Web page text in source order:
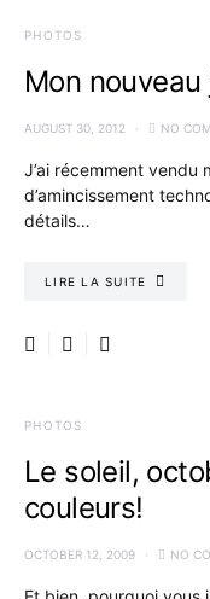
PHOTOS
Mon nouveau
AUGUST 30, 2012 NO
J’ai récemment vendu
d’amincissement
détails…
LIRE LA SUITE
PHOTOS
Le soleil,
couleurs!
OCTOBER 12, 2009 NO